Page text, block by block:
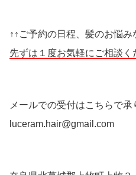
↑↑ご予約の日程、髪のお悩み
先ずは１度お気軽にご相談く
メールでの受付はこちらで承
luceram.hair@gmail.com